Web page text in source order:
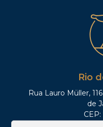
Rio
Rua Lauro Müller,
de